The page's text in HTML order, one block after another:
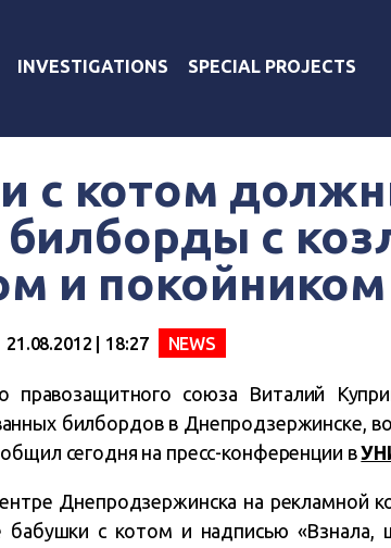
INVESTIGATIONS SPECIAL PROJECTS
с котом
билборды с
и покойником
21.08.2012 | 18:27 NEWS
правозащитного союза Виталий
билбордов в Днепродзержинске,
сегодня на пресс-конференции в
Днепродзержинска на рекламной
с котом и надписью «Взнала,